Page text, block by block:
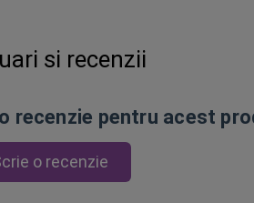
si recenzii
recenzie pentru acest
o recenzie